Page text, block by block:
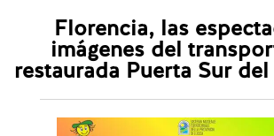
Florencia, las
imágenes del
restaurada Puerta Sur